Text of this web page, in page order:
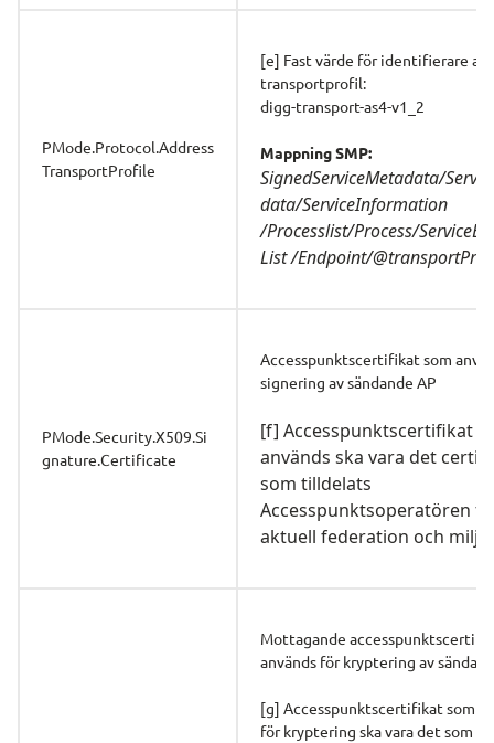
PMode.Protocol.Address
TransportProfile
[e] Fast värde för identifierare av
transportprofil:
digg-transport-as4-v1_2
Mappning SMP:
SignedServiceMetadata/
data/ServiceInformation
/Processlist/Process/
List /Endpoint/
PMode.Security.X509.Si
gnature.Certificate
Accesspunktscertifikat som
signering av sändande AP
[f] Accesspunktscertifikat
används ska vara det
som tilldelats
Accesspunktsoperatören
aktuell federation och miljö.
Mottagande
används för kryptering av
[g] Accesspunktscertifikat som
för kryptering ska vara det som